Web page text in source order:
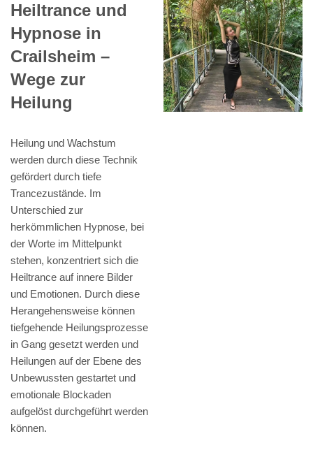
Heiltrance und
Hypnose in
Crailsheim –
Wege zur
Heilung
Heilung und Wachstum
werden durch diese Technik
gefördert durch tiefe
Trancezustände. Im
Unterschied zur
herkömmlichen Hypnose, bei
der Worte im Mittelpunkt
stehen, konzentriert sich die
Heiltrance auf innere Bilder
und Emotionen. Durch diese
Herangehensweise können
tiefgehende Heilungsprozesse
in Gang gesetzt werden und
Heilungen auf der Ebene des
Unbewussten gestartet und
emotionale Blockaden
aufgelöst durchgeführt werden
können.